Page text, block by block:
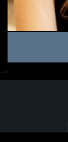
-->